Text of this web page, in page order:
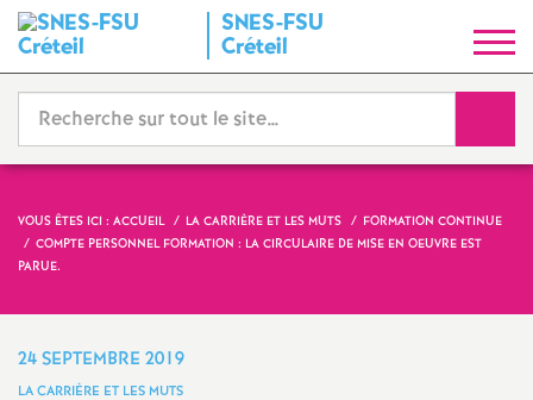
SNES-FSU
Créteil
y
n
d
VOUS ÊTES ICI : ACCUEIL LA CARRIÈRE ET LES MUTS
FORMATION CONTINUE
COMPTE PERSONNEL FORMATION : LA CIRCULAIRE DE MISE EN OEUVRE EST
PARUE.
24 SEPTEMBRE 2019
LA CARRIÈRE ET LES MUTS